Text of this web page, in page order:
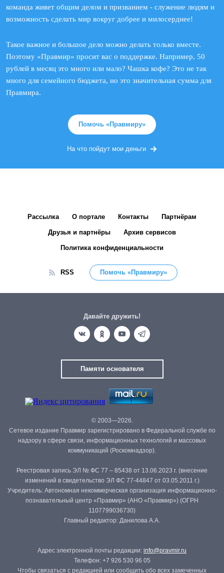
команда живет общим делом и призванием - служение людям и
возможность сделать мир вокруг добрее и милосерднее!
Такое важное и большое дело можно делать только вместе.
Поэтому «Правмир» просит вас о поддержке. Например, 50
рублей в месяц это много или мало? Чашка кофе? Это не так
много для семейного бюджета, но это значительная сумма для
Правмира.
Помочь «Правмиру»
На что пойдут мои деньги
Рассылка О портале Контакты Партнёрам
Друзья и партнёры Архив сервисов
Политика конфиденциальности
RSS Помочь «Правмиру»
Давайте дружить!
Памяти основателя
© 2003—2026.
Сетевое издание Правмир зарегистрировано в Федеральной службе по
надзору в сфере связи, информационных технологий и массовых
коммуникаций (Роскомнадзор).
Реестровая запись ЭЛ № ФС 77 – 85438 от 13.06.2023 г. (внесение
изменений в свидетельство ЭЛ ФС 77-44847 от 03.05.2011 г.)
Учредитель: Автономная некоммерческая организация информационно-
познавательный центр «Правмир» (АНО «Правмир») (ОГРН
1107799036730)
Главный редактор: Данилова А.А.
Адрес электронной почты редакции: info@pravmir.ru
Телефон: +7 926 530 96 05
Чтобы связаться с редакцией или сообщить обо всех замеченных